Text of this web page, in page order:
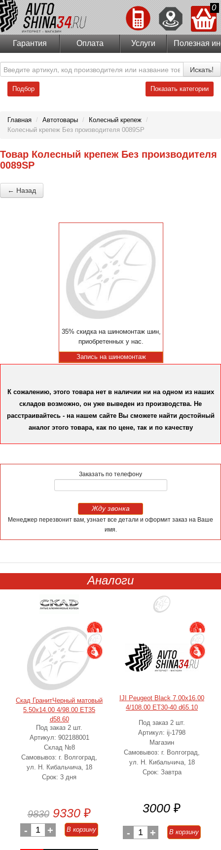
0
Гарантия Оплата Услуги Полезная
Искать!
Подбор Показать категории
Главная / Автотовары / Колесный крепеж /
Колесный крепеж Без производителя 0089SP
Товар Колесный крепеж Без производителя
0089SP
← Назад
35% скидка на шиномонтаж шин,
приобретенных у нас.
Запись на шиномонтаж
К сожалению, этого товара нет в наличии ни на одном из наших
складов возможно, он уже выведен из производства. Не
расстраивайтесь - на нашем сайте Вы сможете найти достойный
аналог этого товара, как по цене, так и по качеству
Заказать по телефону
Жду звонка
Менеджер перезвонит вам, узнает все детали и оформит заказ на Ваше
имя.
Аналоги
Скад ГранитЧерный матовый
5.50x14.00 4/98.00 ET35
d58.60
Под заказ 2 шт.
Артикул: 902188001
Склад №8
Самовывоз: г. Волгоград,
ул. Н. Кибальчича, 18
Срок: 3 дня
9830 9330 ₽
- 1 + В корзину
IJI Peugeot Black 7.00x16.00
4/108.00 ET30-40 d65.10
Под заказ 2 шт.
Артикул: ij-1798
Магазин
Самовывоз: г. Волгоград,
ул. Н. Кибальчича, 18
Срок: Завтра
3000 ₽
- 1 + В корзину